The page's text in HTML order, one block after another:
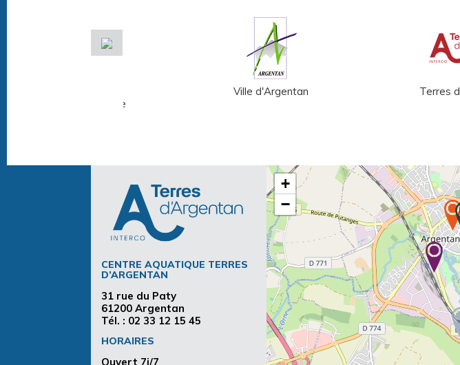
Léger - André Mare
Ville d'Argentan Terres
CENTRE AQUATIQUE TERRES
D’ARGENTAN
31 rue du Paty
61200 Argentan
Tél. : 02 33 12 15 45
HORAIRES
Ouvert 7j/7
+
−